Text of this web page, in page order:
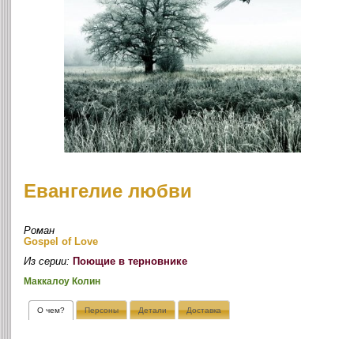
Евангелие любви
Роман
Gospel of Love
Из серии: Поющие в терновнике
Маккалоу Колин
О чем? Персоны Детали Доставка